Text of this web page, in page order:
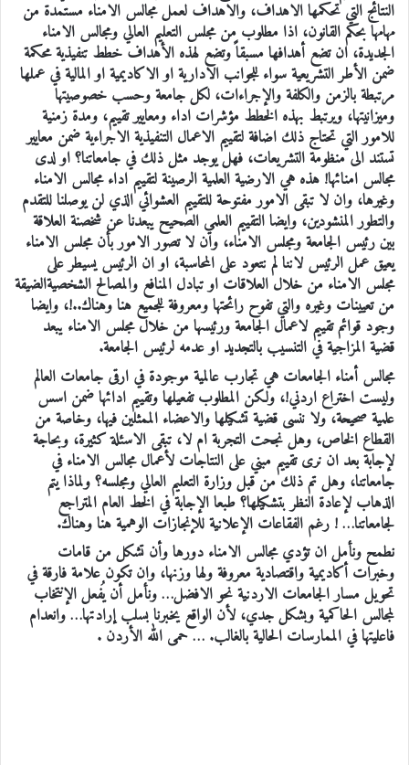
النتائج التي تحكمها الاهداف، والاهداف لعمل مجالس الامناء مستمدة من
مهامها بحكم القانون، اذا مطلوب من مجلس التعليم العالي ومجالس الامناء
الجديدة، ان تضع أهدافها مسبقاً وتضع لهذه الأهداف خطط تنفيذية محكمة
ضمن الأطر التشريعية سواء للجوانب الادارية او الاكاديمية او المالية في عملها
مرتبطة بالزمن والكلفة والإجراءات، لكل جامعة وحسب خصوصيتها
وميزانيتها، ويرتبط بهذه الخطط مؤشرات اداء ومعايير تقييم، ومدة زمنية
للامور التي تحتاج ذلك اضافة لتقييم الاعمال التنفيذية الاجراءية ضمن معايير
تستند الى منظومة التشريعات، فهل يوجد مثل ذلك في جامعاتنا؟ او لدى
مجالس امنائها! هذه هي الارضية العلمية الرصينة لتقييم اداء مجالس الامناء
وغيرها، وان لا تبقى الامور مفتوحة للتقييم العشوائي الذي لن يوصلنا للتقدم
والتطور المنشودين، وايضا التقييم العلمي الصحيح يبعدنا عن شخصنة العلاقة
بين رئيس الجامعة ومجلس الامناء، وان لا تصور الامور بأن مجلس الامناء
يعيق عمل الرئيس لاننا لم نتعود على المحاسبة، او ان الرئيس يسيطر على
مجلس الامناء من خلال العلاقات او تبادل المنافع والمصالح الشخصيةالضيقة
من تعيينات وغيره والتي تفوح رائحتها ومعروفة للجميع هنا وهناك..!، وايضا
وجود قوائم تقييم لاعمال الجامعة ورئيسها من خلال مجلس الامناء يبعد
قضية المزاجية في التنسيب بالتجديد او عدمه لرئيس الجامعة.
مجالس أمناء الجامعات هي تجارب عالمية موجودة في ارقى جامعات العالم
وليست اختراع اردني!، ولكن المطلوب تفعيلها وتقييم ادائها ضمن اسس
علمية صحيحة، ولا ننسى قضية تشكيلها والاعضاء الممثلين فيها، وخاصة من
القطاع الخاص، وهل نجحت التجربة ام لا، تبقى الاسئلة كثيرة، وبحاجة
لإجابة بعد ان نرى تقييم مبني على النتاجات لأعمال مجالس الامناء في
جامعاتنا، وهل تم ذلك من قبل وزارة التعليم العالي ومجلسه؟ ولماذا يتم
الذهاب لإعادة النظر بتشكيلها؟ طبعا الإجابة في الخط العام المتراجع
لجامعاتنا… ! رغم الفقاعات الإعلانية للإنجازات الوهمية هنا وهناك.
نطمح ونأمل ان تؤدي مجالس الامناء دورها وأن تشكل من قامات
وخبرات أكاديمية واقتصادية معروفة ولها وزنها، وان تكون علامة فارقة في
تحويل مسار الجامعات الاردنية نحو الافضل… ونأمل أن يُفعل الإنتخاب
لمجالس الحاكمية وبشكل جدي، لأن الواقع يخبرنا بسلب إرادتها… وانعدام
فاعليتها في الممارسات الحالية بالغالب. … حمى الله الأردن .